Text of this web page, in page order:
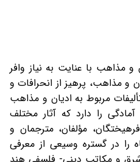
مذاهب با عنایت به نیاز وافر
و مذاهب، پرهیز از انحرافات و
مربوط به ادیان و مذاهب
را دارد که آثار مختلف
مؤلفان، مترجمان و
را در گستره وسیعی از معرفی